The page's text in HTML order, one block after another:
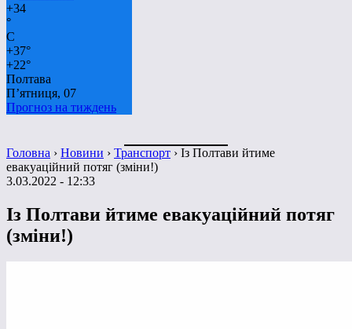
+34
°
C
+37°
+22°
Полтава
П’ятниця, 07
Прогноз на тиждень
Головна › Новини › Транспорт › Із Полтави йтиме
евакуаційний потяг (зміни!)
3.03.2022 - 12:33
Із Полтави йтиме евакуаційний потяг
(зміни!)